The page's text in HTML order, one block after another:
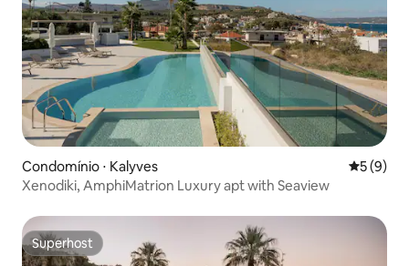
Condomínio ⋅ Kalyves 5 de
5 (9)
Xenodiki, AmphiMatrion Luxury apt with Seaview
Superhost
Superhost